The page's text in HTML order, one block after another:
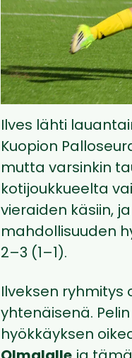
Ilves lähti
Kuopion
mutta varsinkin
kotijoukkueelta
vieraiden käsiin,
mahdollisuuden
2–3 (1–1).
Ilveksen ryhmitys
yhtenäisenä.
hyökkäyksen